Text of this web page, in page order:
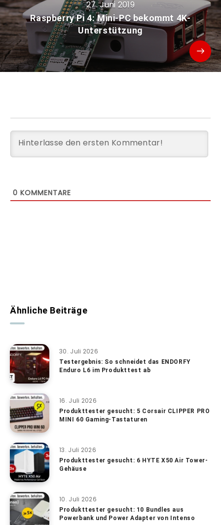
27. Juni 2019
Raspberry Pi 4: Mini-PC bekommt 4K-
Unterstützung
0 KOMMENTARE
Ähnliche Beiträge
30. Juli 2026
Testergebnis: So schneidet das ENDORFY
Enduro L6 im Produkttest ab
16. Juli 2026
Produkttester gesucht: 5 Corsair CLIPPER PRO
MINI 60 Gaming-Tastaturen
13. Juli 2026
Produkttester gesucht: 6 HYTE X50 Air Tower-
Gehäuse
10. Juli 2026
Produkttester gesucht: 10 Bundles aus
Powerbank und Power Adapter von Intenso